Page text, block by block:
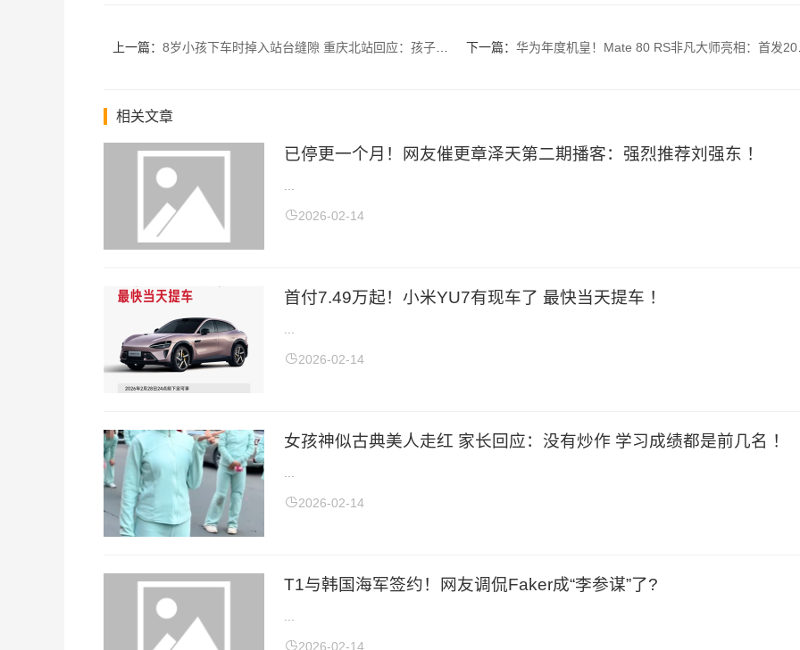
上一篇： 8岁小孩下车时掉入站台缝隙 重庆北站回应：孩子救上来了 ！ 下一篇： 华为年度机皇！Mate 80 RS非凡大师亮相：首发20GB内存、双潜望长焦镜头 ！
相关文章
已停更一个月！网友催更章泽天第二期播客：强烈推荐刘强东 ！
2026-02-14
首付7.49万起！小米YU7有现车了 最快当天提车 ！
2026-02-14
女孩神似古典美人走红 家长回应：没有炒作 学习成绩都是前几名 ！
2026-02-14
T1与韩国海军签约！网友调侃Faker成“李参谋”了?
2026-02-14